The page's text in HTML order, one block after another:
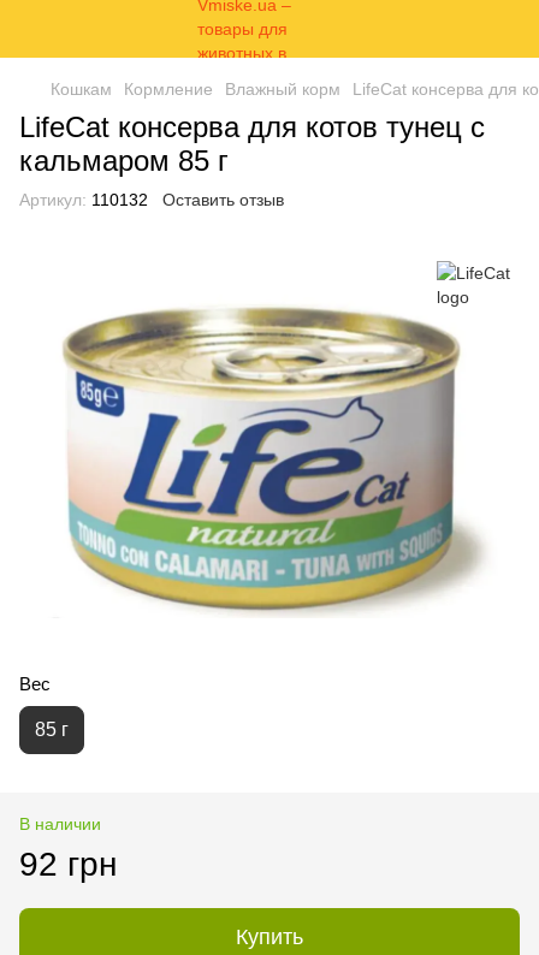
Кошкам Кормление Влажный корм LifeCat консерва для
LifeCat консерва для котов тунец с
кальмаром 85 г
Артикул: 110132 Оставить отзыв
Вес
85 г
В наличии
92 грн
Купить